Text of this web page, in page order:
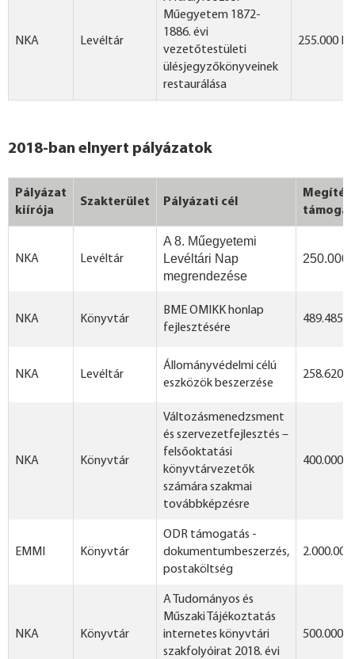
NKA Levéltár
Műegyetem 1872-
1886. évi
vezetőtestületi
ülésjegyzőkönyveinek
restaurálása
255.000 Ft
2018-ban elnyert pályázatok
Pályázat
kiírója
Szakterület Pályázati cél
Megítélt
NKA Levéltár
A 8. Műegyetemi
Levéltári Nap
megrendezése
250.000
NKA Könyvtár
BME OMIKK honlap
fejlesztésére
489.485
NKA Levéltár
Állományvédelmi célú
eszközök beszerzése
258.620
NKA Könyvtár
Változásmenedzsment
és szervezetfejlesztés –
felsőoktatási
könyvtárvezetők
számára szakmai
továbbképzésre
400.000
EMMI Könyvtár
ODR támogatás -
dokumentumbeszerzés,
postaköltség
NKA Könyvtár
A Tudományos és
Műszaki Tájékoztatás
internetes könyvtári
szakfolyóirat 2018. évi
500.000